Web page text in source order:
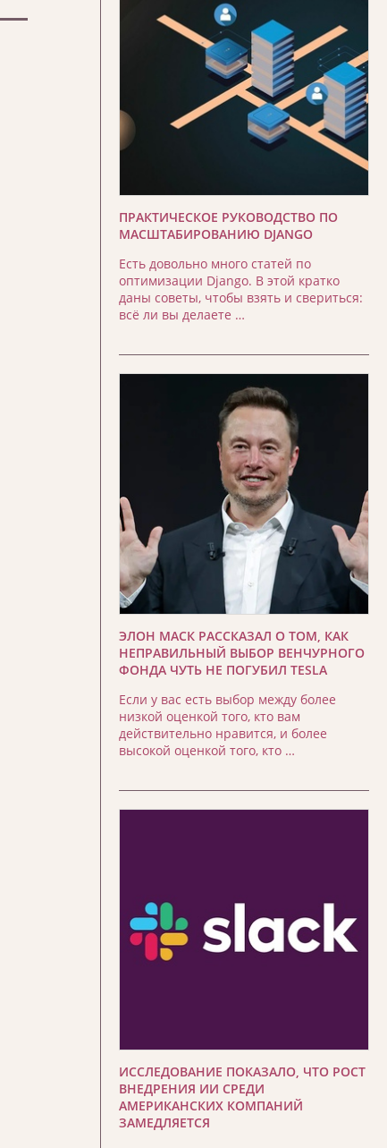
ПРАКТИЧЕСКОЕ РУКОВОДСТВО ПО
МАСШТАБИРОВАНИЮ DJANGO
Есть довольно много статей по
оптимизации Django. В этой кратко
даны советы, чтобы взять и свериться:
всё ли вы делаете …
ЭЛОН МАСК РАССКАЗАЛ О ТОМ, КАК
НЕПРАВИЛЬНЫЙ ВЫБОР ВЕНЧУРНОГО
ФОНДА ЧУТЬ НЕ ПОГУБИЛ TESLA
Если у вас есть выбор между более
низкой оценкой того, кто вам
действительно нравится, и более
высокой оценкой того, кто …
ИССЛЕДОВАНИЕ ПОКАЗАЛО, ЧТО РОСТ
ВНЕДРЕНИЯ ИИ СРЕДИ
АМЕРИКАНСКИХ КОМПАНИЙ
ЗАМЕДЛЯЕТСЯ